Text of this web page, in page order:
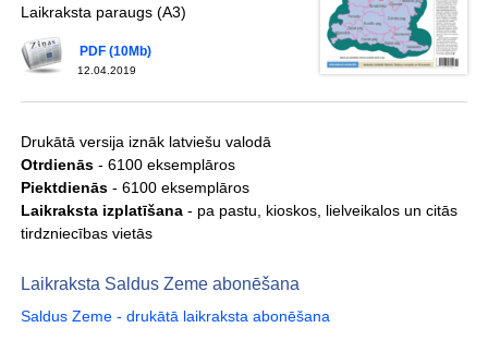
Laikraksta paraugs (A3)
12.04.2019
PDF (10Mb)
Drukātā versija iznāk latviešu valodā
Otrdienās- 6100 eksemplāros
Piektdienās- 6100 eksemplāros
Laikraksta izplatīšana- pa pastu, kioskos, lielveikalos un citās
tirdzniecības vietās
Laikraksta Saldus Zeme abonēšana
Saldus Zeme - drukātā laikraksta abonēšana